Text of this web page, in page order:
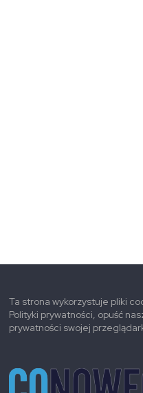
Ta strona wykorzystuje pliki
Polityki prywatności, opuść
prywatności swojej